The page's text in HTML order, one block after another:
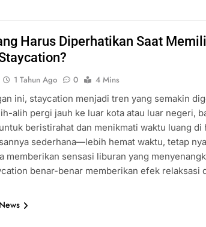
Harus Diperhatikan Saat
1 Tahun Ago 0
4 Mins
ini, staycation menjadi tren yang semakin
alih pergi jauh ke luar kota atau luar negeri,
beristirahat dan menikmati waktu luang di
sederhana—lebih hemat waktu, tetap
memberikan sensasi liburan yang
benar-benar memberikan efek relaksasi